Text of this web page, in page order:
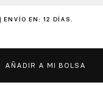
ENVÍO EN: 12 DÍAS.
AÑADIR A MI BOLSA